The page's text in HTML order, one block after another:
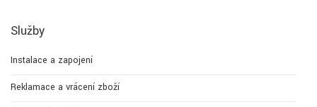
Služby
Instalace a zapojení
Reklamace a vrácení zboží